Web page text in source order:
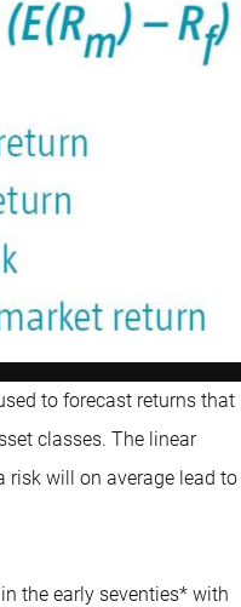
to forecast returns that
classes. The linear
risk will on average lead to
the early seventies* with